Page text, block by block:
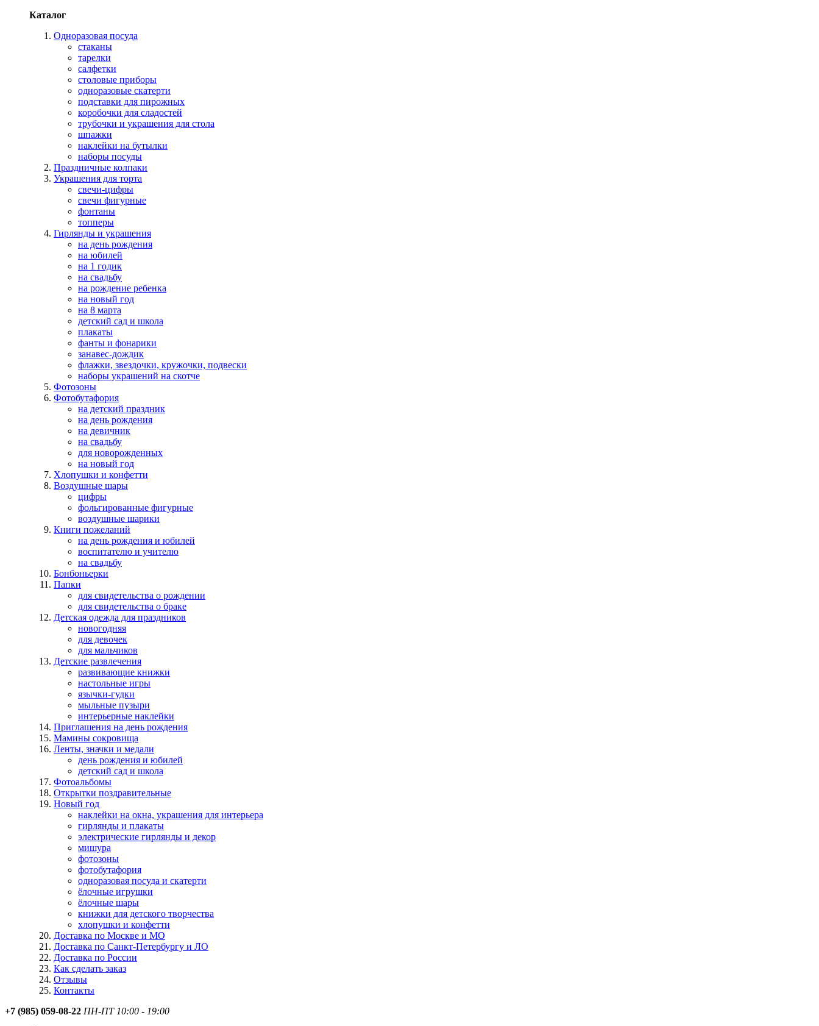
Каталог
Одноразовая посуда
стаканы
тарелки
салфетки
столовые приборы
одноразовые скатерти
подставки для пирожных
коробочки для сладостей
трубочки и украшения для стола
шпажки
наклейки на бутылки
наборы посуды
Праздничные колпаки
Украшения для торта
свечи-цифры
свечи фигурные
фонтаны
топперы
Гирлянды и украшения
на день рождения
на юбилей
на 1 годик
на свадьбу
на рождение ребенка
на новый год
на 8 марта
детский сад и школа
плакаты
фанты и фонарики
занавес-дождик
флажки, звездочки, кружочки, подвески
наборы украшений на скотче
Фотозоны
Фотобутафория
на детский праздник
на день рождения
на девичник
на свадьбу
для новорожденных
на новый год
Хлопушки и конфетти
Воздушные шары
цифры
фольгированные фигурные
воздушные шарики
Книги пожеланий
на день рождения и юбилей
воспитателю и учителю
на свадьбу
Бонбоньерки
Папки
для свидетельства о рождении
для свидетельства о браке
Детская одежда для праздников
новогодняя
для девочек
для мальчиков
Детские развлечения
развивающие книжки
настольные игры
язычки-гудки
мыльные пузыри
интерьерные наклейки
Приглашения на день рождения
Мамины сокровища
Ленты, значки и медали
день рождения и юбилей
детский сад и школа
Фотоальбомы
Открытки поздравительные
Новый год
наклейки на окна, украшения для интерьера
гирлянды и плакаты
электрические гирлянды и декор
мишура
фотозоны
фотобутафория
одноразовая посуда и скатерти
ёлочные игрушки
ёлочные шары
книжки для детского творчества
хлопушки и конфетти
Доставка по Москве и МО
Доставка по Санкт-Петербургу и ЛО
Доставка по России
Как сделать заказ
Отзывы
Контакты
+7 (985) 059-08-22 ПН-ПТ 10:00 - 19:00